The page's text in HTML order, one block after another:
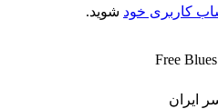
کاربری خود شوید.
ایران